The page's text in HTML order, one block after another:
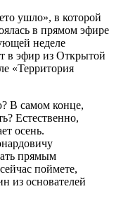
ушло», в которой
в прямом эфире
неделе
в эфир из Открытой
«Территория
В самом конце,
Естественно,
осень.
прямым
поймете,
из основателей